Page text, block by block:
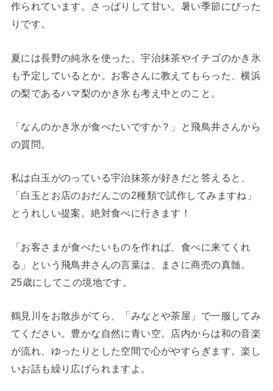
作られています。さっぱりして甘い。暑い季節にぴった
りです。
夏には長野の純氷を使った、宇治抹茶やイチゴのかき氷
も予定しているとか。お客さんに教えてもらった、横浜
の梨であるハマ梨のかき氷も考え中とのこと。
「なんのかき氷が食べたいですか？」と飛鳥井さんから
の質問。
私は白玉がのっている宇治抹茶が好きだと答えると、
「白玉とお店のおだんごの2種類で試作してみますね」
とうれしい提案。絶対食べに行きます！
「お客さまが食べたいものを作れば、食べに来てくれ
る」という飛鳥井さんの言葉は、まさに商売の真髄。
25歳にしてこの境地です。
鶴見川をお散歩がてら、「みなとや茶屋」で一服してみ
てください。豊かな自然に青い空。店内からは和の音楽
が流れ、ゆったりとした空間で心がやすらぎます。楽し
いお話も繰り広げられますよ。